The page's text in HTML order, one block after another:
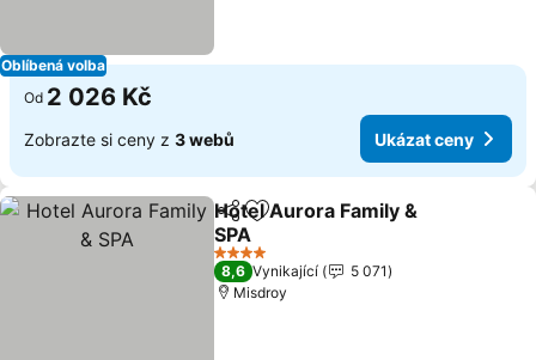
Oblíbená volba
Od 2 026 Kč
Zobrazte si ceny z 3 webů Ukázat ceny
SdíletPřidat na seznam oblíbených
Hotel Aurora Family &
SPA
Ukázat ceny
4 Počet hvězdiček
8,6 Vynikající
5 071
Misdroy